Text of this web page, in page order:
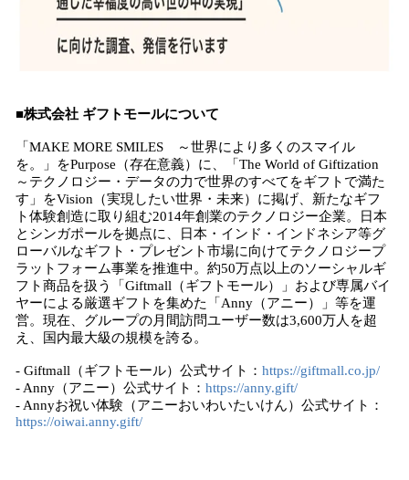
■株式会社 ギフトモールについて
「MAKE MORE SMILES ～世界により多くのスマイル
を。」をPurpose（存在意義）に、「The World of Giftization
～テクノロジー・データの力で世界のすべてをギフトで満た
す」をVision（実現したい世界・未来）に掲げ、新たなギフ
ト体験創造に取り組む2014年創業のテクノロジー企業。日本
とシンガポールを拠点に、日本・インド・インドネシア等グ
ローバルなギフト・プレゼント市場に向けてテクノロジープ
ラットフォーム事業を推進中。約50万点以上のソーシャルギ
フト商品を扱う「Giftmall（ギフトモール）」および専属バイ
ヤーによる厳選ギフトを集めた「Anny（アニー）」等を運
営。現在、グループの月間訪問ユーザー数は3,600万人を超
え、国内最大級の規模を誇る。
- Giftmall（ギフトモール）公式サイト： https://giftmall.co.jp/
- Anny（アニー）公式サイト： https://anny.gift/
- Annyお祝い体験（アニーおいわいたいけん）公式サイト：
https://oiwai.anny.gift/